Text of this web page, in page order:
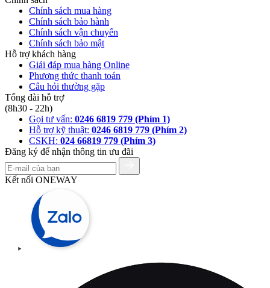
Chính sách mua hàng
Chính sách bảo hành
Chính sách vận chuyển
Chính sách bảo mật
Hỗ trợ khách hàng
Giải đáp mua hàng Online
Phương thức thanh toán
Câu hỏi thường gặp
Tổng đài hỗ trợ
(8h30 - 22h)
Gọi tư vấn: 0246 6819 779 (Phím 1)
Hỗ trợ kỹ thuật: 0246 6819 779 (Phím 2)
CSKH: 024 66819 779 (Phím 3)
Đăng ký để nhận thông tin ưu đãi
Kết nối ONEWAY